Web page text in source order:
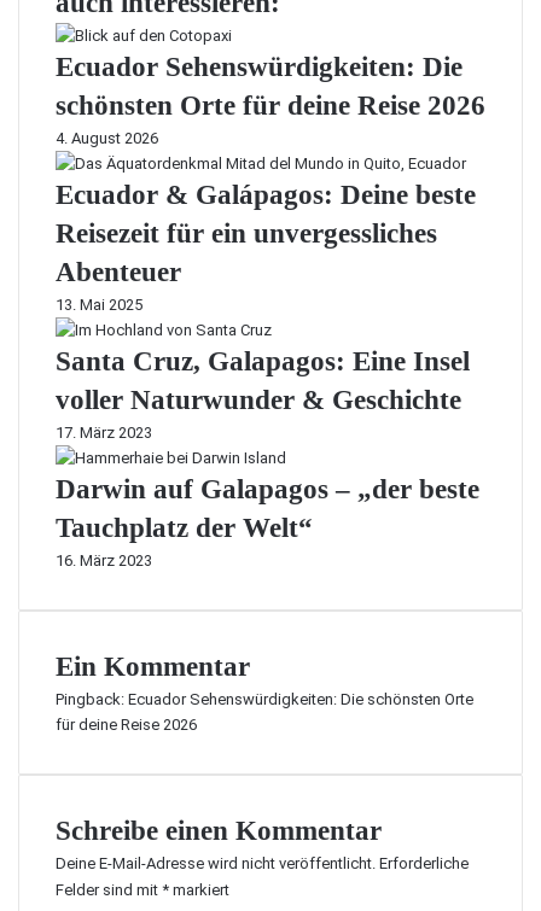
Ecuador Sehenswürdigkeiten: Die
schönsten Orte für deine Reise 2026
4. August 2026
Ecuador & Galápagos: Deine beste
Reisezeit für ein unvergessliches
Abenteuer
13. Mai 2025
Santa Cruz, Galapagos: Eine Insel
voller Naturwunder & Geschichte
17. März 2023
Darwin auf Galapagos – „der beste
Tauchplatz der Welt“
16. März 2023
Ein Kommentar
Pingback: Ecuador Sehenswürdigkeiten: Die schönsten Orte
für deine Reise 2026
Schreibe einen Kommentar
Deine E-Mail-Adresse wird nicht veröffentlicht. Erforderliche
Felder sind mit * markiert